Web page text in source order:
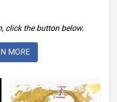
click the button below.
MORE